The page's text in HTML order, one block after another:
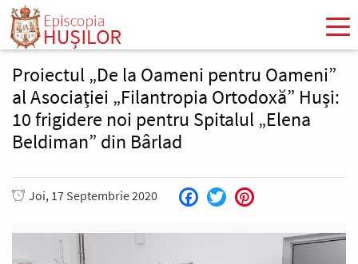
Mergi
conţinutul
principal
Proiectul „De la Oameni pentru Oameni”
al Asociației „Filantropia Ortodoxă” Huși:
10 frigidere noi pentru Spitalul „Elena
Beldiman” din Bârlad
Joi, 17 Septembrie 2020 Facebook
Twitter